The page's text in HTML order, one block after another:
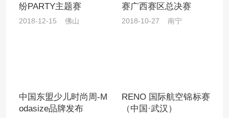
纷PARTY主题赛
2018-12-15 佛山
赛广西赛区总决赛
2018-10-27 南宁
中国东盟少儿时尚周-M
odasize品牌发布
RENO 国际航空锦标赛
（中国·武汉）